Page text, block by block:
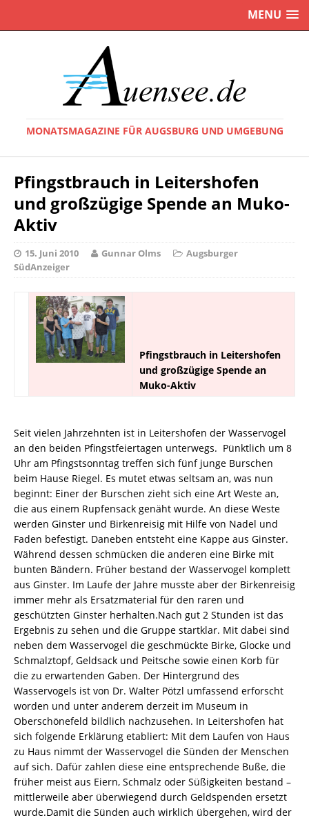
MENU
MONATSMAGAZINE FÜR AUGSBURG UND UMGEBUNG
Pfingstbrauch in Leitershofen
und großzügige Spende an Muko-
Aktiv
15. Juni 2010 Gunnar Olms
Augsburger
SüdAnzeiger
Pfingstbrauch in Leitershofen
und großzügige Spende an
Muko-Aktiv
Seit vielen Jahrzehnten ist in Leitershofen der Wasservogel
an den beiden Pfingstfeiertagen unterwegs. Pünktlich um 8
Uhr am Pfingstsonntag treffen sich fünf junge Burschen
beim Hause Riegel. Es mutet etwas seltsam an, was nun
beginnt: Einer der Burschen zieht sich eine Art Weste an,
die aus einem Rupfensack genäht wurde. An diese Weste
werden Ginster und Birkenreisig mit Hilfe von Nadel und
Faden befestigt. Daneben entsteht eine Kappe aus Ginster.
Während dessen schmücken die anderen eine Birke mit
bunten Bändern. Früher bestand der Wasservogel komplett
aus Ginster. Im Laufe der Jahre musste aber der Birkenreisig
immer mehr als Ersatzmaterial für den raren und
geschützten Ginster herhalten.Nach gut 2 Stunden ist das
Ergebnis zu sehen und die Gruppe startklar. Mit dabei sind
neben dem Wasservogel die geschmückte Birke, Glocke und
Schmalztopf, Geldsack und Peitsche sowie einen Korb für
die zu erwartenden Gaben. Der Hintergrund des
Wasservogels ist von Dr. Walter Pötzl umfassend erforscht
worden und unter anderem derzeit im Museum in
Oberschönefeld bildlich nachzusehen. In Leitershofen hat
sich folgende Erklärung etabliert: Mit dem Laufen von Haus
zu Haus nimmt der Wasservogel die Sünden der Menschen
auf sich. Dafür zahlen diese eine entsprechende Buße, die
früher meist aus Eiern, Schmalz oder Süßigkeiten bestand –
mittlerweile aber überwiegend durch Geldspenden ersetzt
wurde.Damit die Sünden auch wirklich übergehen, wird der